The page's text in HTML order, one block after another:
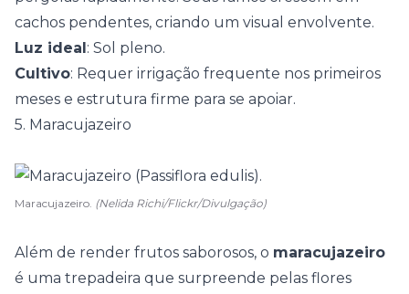
cachos pendentes, criando um visual envolvente.
Luz ideal: Sol pleno.
Cultivo: Requer irrigação frequente nos primeiros
meses e estrutura firme para se apoiar.
5. Maracujazeiro
Maracujazeiro. (Nelida Richi/Flickr/Divulgação)
Além de render frutos saborosos, o maracujazeiro
é uma trepadeira que surpreende pelas flores